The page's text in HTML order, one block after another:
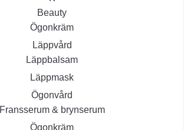
Beauty
Ögonkräm
Läppvård
Läppbalsam
Läppmask
Ögonvård
Fransserum & brynserum
Ögonkräm